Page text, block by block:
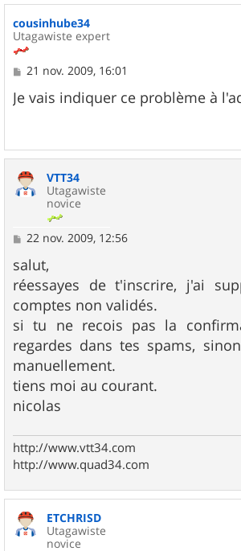
cousinhube34
Utagawiste expert
M
s
s
e
21 nov. 2009, 16:01
Je vais indiquer ce problème à
VTT34
Utagawiste
novice
M
s
s
a
g
e
22 nov. 2009, 12:56
salut,
réessayes de t'inscrire, j'ai
comptes non validés.
si tu ne recois pas la
regardes dans tes spams,
manuellement.
tiens moi au courant.
nicolas
http://www.vtt34.com
http://www.quad34.com
ETCHRISD
Utagawiste
novice